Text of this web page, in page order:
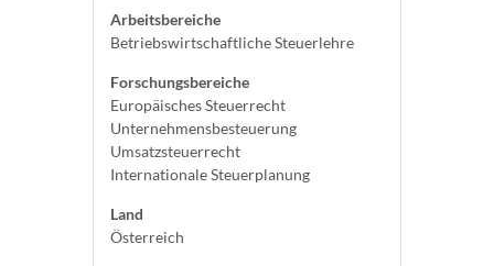
Arbeitsbereiche
Betriebswirtschaftliche Steuerlehre
Forschungsbereiche
Europäisches Steuerrecht
Unternehmensbesteuerung
Umsatzsteuerrecht
Internationale Steuerplanung
Land
Österreich